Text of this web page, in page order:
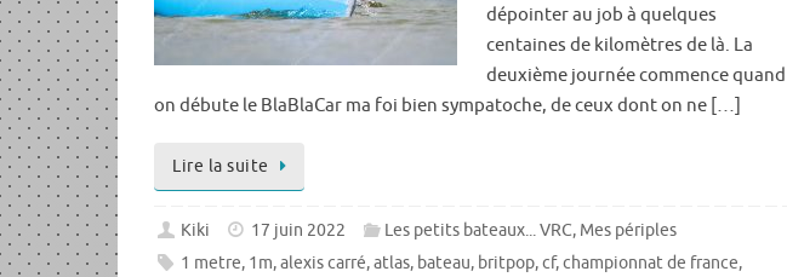
dépointer au job à quelques
centaines de kilomètres de là. La
deuxième journée commence quand
on débute le BlaBlaCar ma foi bien sympatoche, de ceux dont on ne […]
Lire la suite
Kiki 17 juin 2022 Les petits bateaux... VRC, Mes périples
1 metre, 1m,alexis carré,atlas, bateau, britpop,cf,championnat de france,